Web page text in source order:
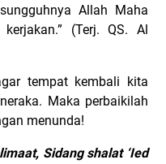
Allah Maha
(Terj. QS. Al
tempat kembali kita
Maka perbaikilah
menunda!
Sidang shalat ‘Ied